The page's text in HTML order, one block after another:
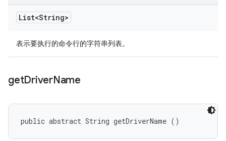
List<String>
表示要执行的命令行的字符串列表。
getDriverName
public abstract String getDriverName ()